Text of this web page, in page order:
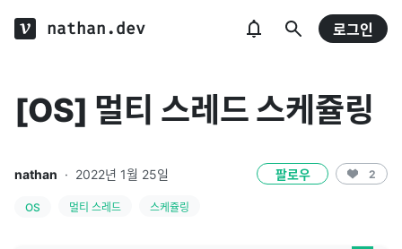
nathan.dev 로그인
[OS] 멀티 스레드 스케쥴링
nathan · 2022년 1월 25일 팔로우 2
OS 멀티 스레드 스케쥴링